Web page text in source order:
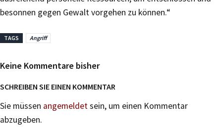
besonnen gegen Gewalt vorgehen zu können.“
TAGS Angriff
Keine Kommentare bisher
SCHREIBEN SIE EINEN KOMMENTAR
Sie müssen angemeldetsein, um einen Kommentar
abzugeben.